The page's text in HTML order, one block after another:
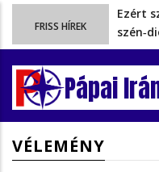
FRISS HÍREK
Ezért
A
Az
Pápai
VÉLEMÉNY